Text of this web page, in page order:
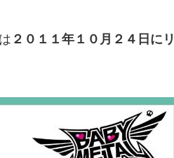
２０１１年１０月２４日に